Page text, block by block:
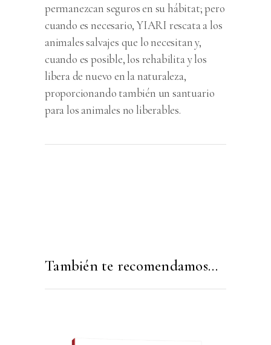
permanezcan seguros en su hábitat; pero
cuando es necesario, YIARI rescata a los
animales salvajes que lo necesitan y,
cuando es posible, los rehabilita y los
libera de nuevo en la naturaleza,
proporcionando también un santuario
para los animales no liberables.
También te recomendamos…